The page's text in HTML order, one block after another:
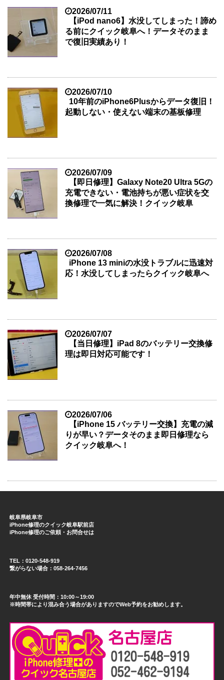
2026/07/11
【iPod nano6】水没してしまった！諦め
る前にクイック岐阜へ！データそのまま
で復旧実績あり！
2026/07/10
10年前のiPhone6Plusからデータ復旧！
起動しない・使えない端末の基板修理
2026/07/09
【即日修理】Galaxy Note20 Ultra 5Gの
充電できない・電池持ちが悪い症状を交
換修理で一気に解決！クイック岐阜
2026/07/08
iPhone 13 miniの水没トラブルに迅速対
応！水没してしまったらクイック岐阜へ
2026/07/07
【当日修理】iPad 8のバッテリー交換修
理は即日対応可能です！
2026/07/06
【iPhone 15 バッテリー交換】充電の減
りが早い？データそのまま即日修理なら
クイック岐阜へ！
岐阜県岐阜市
iPhone修理のクイック岐阜駅前店
iPhone修理のご依頼・お問合せは
TEL：0120-548-919
繋がらない場合：058-264-7456
年中無休 受付時間：10:00～19:00
※時間帯により混み合う場合がありますのでWeb予約をお勧めします。